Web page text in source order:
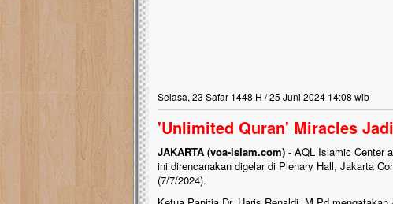
Selasa, 23 Safar 1448 H / 25 Juni 2024 14:08 wib
'Unlimited Quran' Miracles
JAKARTA (voa-islam.com) - AQL Islamic Center
ini direncanakan digelar di Plenary Hall, Jakarta
(7/7/2024).